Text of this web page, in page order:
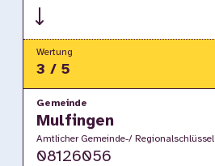
Wertung
3 / 5
Gemeinde
Mulfingen
Amtlicher Gemeinde-/ Regionalschlüssel
08126056